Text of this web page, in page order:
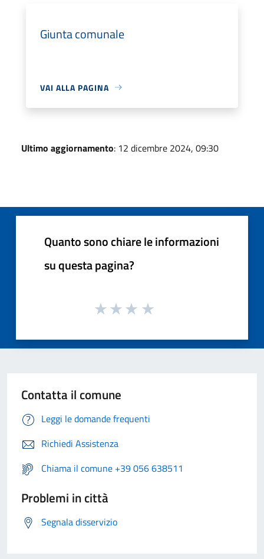
Giunta comunale
VAI ALLA PAGINA
Ultimo aggiornamento: 12 dicembre 2024, 09:30
Quanto sono chiare le informazioni
su questa pagina?
Contatta il comune
Leggi le domande frequenti
Richiedi Assistenza
Chiama il comune +39 056 638511
Problemi in città
Segnala disservizio